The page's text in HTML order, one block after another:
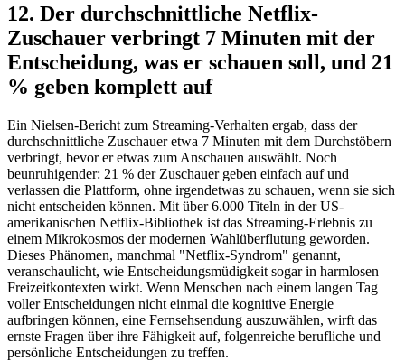
12. Der durchschnittliche Netflix-
Zuschauer verbringt 7 Minuten mit der
Entscheidung, was er schauen soll, und 21
% geben komplett auf
Ein Nielsen-Bericht zum Streaming-Verhalten ergab, dass der
durchschnittliche Zuschauer etwa 7 Minuten mit dem Durchstöbern
verbringt, bevor er etwas zum Anschauen auswählt. Noch
beunruhigender: 21 % der Zuschauer geben einfach auf und
verlassen die Plattform, ohne irgendetwas zu schauen, wenn sie sich
nicht entscheiden können. Mit über 6.000 Titeln in der US-
amerikanischen Netflix-Bibliothek ist das Streaming-Erlebnis zu
einem Mikrokosmos der modernen Wahlüberflutung geworden.
Dieses Phänomen, manchmal "Netflix-Syndrom" genannt,
veranschaulicht, wie Entscheidungsmüdigkeit sogar in harmlosen
Freizeitkontexten wirkt. Wenn Menschen nach einem langen Tag
voller Entscheidungen nicht einmal die kognitive Energie
aufbringen können, eine Fernsehsendung auszuwählen, wirft das
ernste Fragen über ihre Fähigkeit auf, folgenreiche berufliche und
persönliche Entscheidungen zu treffen.